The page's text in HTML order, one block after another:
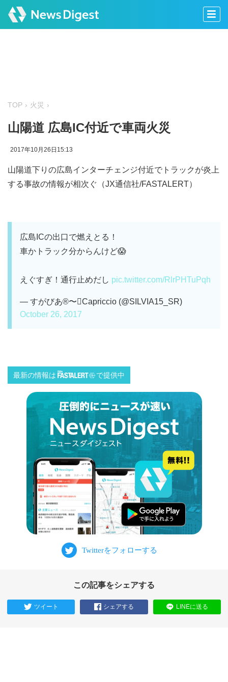
TOP 火災
山陽道 広島IC付近で車両火災
2017年10月26日15:13
山陽道下りの広島インターチェンジ付近でトラックが炎上
する事故の情報が相次ぐ（JX通信社/FASTALERT）
広島ICの出口で燃えとる！
車かトラック分からんけど😱
えぐすぎ！通行止めだし pic.twitter.com/RlrPHTuPqh
— すがびあ®︎〜Capriccio (@SILVIA15_SR)
October 26, 2017
最新の情報は で提供中
この記事をシェアする
ツイート シェアする LINEに送る